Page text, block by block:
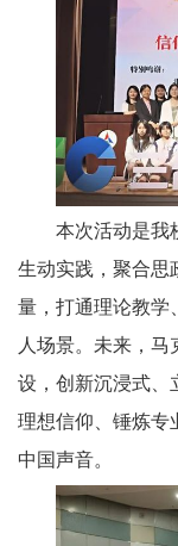
本次活动是我
生动实践，聚合思
量，打通理论教学
人场景。未来，马
设，创新沉浸式、
理想信仰、锤炼专
中国声音。